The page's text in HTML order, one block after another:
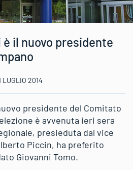
il nuovo presidente
LUGLIO 2014
presidente del Comitato
è avvenuta ieri sera
presieduta dal vice
Piccin, ha preferito
Giovanni Tomo.